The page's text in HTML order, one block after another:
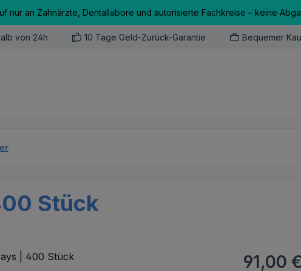
nur an Zahnärzte, Dentallabore und autorisierte Fachkreise – keine
von 24h 10 Tage Geld-Zurück-Garantie Bequemer
Stück
Regulärer
91,00 €